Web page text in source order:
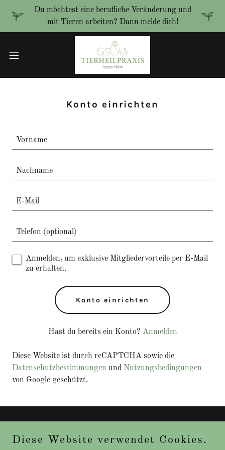
Du möchtest eine berufliche Veränderung und
mit Tieren arbeiten? Dann melde dich!
Konto einrichten
Anmelden, um exklusive Mitgliedervorteile per E-Mail
zu erhalten.
Konto einrichten
Hast du bereits ein Konto? Anmelden
Diese Website ist durch reCAPTCHA sowie die
Datenschutzbestimmungen und Nutzungsbedingungen
von Google geschützt.
Diese Website verwendet Cookies.